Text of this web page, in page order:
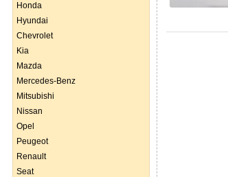
Honda
Hyundai
Chevrolet
Kia
Mazda
Mercedes-Benz
Mitsubishi
Nissan
Opel
Peugeot
Renault
Seat